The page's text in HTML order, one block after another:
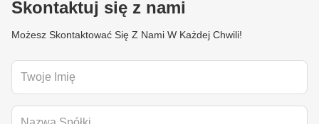
Skontaktuj się z nami
Możesz Skontaktować Się Z Nami W Każdej Chwili!